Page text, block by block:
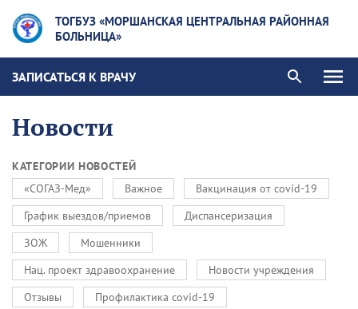
ТОГБУЗ «МОРШАНСКАЯ ЦЕНТРАЛЬНАЯ РАЙОННАЯ
БОЛЬНИЦА»
ЗАПИСАТЬСЯ К ВРАЧУ
Новости
КАТЕГОРИИ НОВОСТЕЙ
«СОГАЗ-Мед»
Важное
Вакцинация от covid-19
График выездов/приемов
Диспансеризация
ЗОЖ
Мошенники
Нац. проект здравоохранение
Новости учреждения
Отзывы
Профилактика covid-19